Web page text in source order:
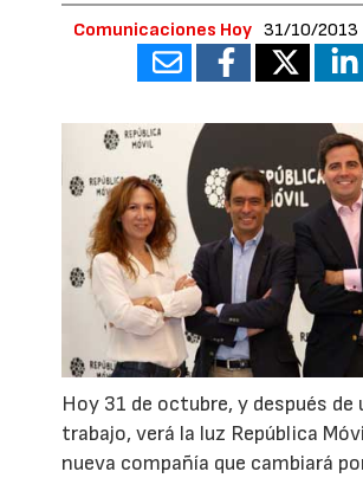
Comunicaciones Hoy 31/10/2013
Hoy 31 de octubre, y después de
trabajo, verá la luz República
nueva compañía que cambiará